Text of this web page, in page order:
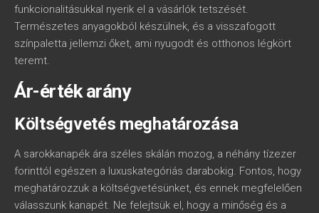
funkcionalitásukkal nyerik el a vásárlók tetszését.
Természetes anyagokból készülnek, és a visszafogott
színpaletta jellemzi őket, ami nyugodt és otthonos légkört
teremt.
Ár-érték arány
Költségvetés meghatározása
A sarokkanapék ára széles skálán mozog, a néhány tízezer
forinttól egészen a luxuskategóriás darabokig. Fontos, hogy
meghatározzuk a költségvetésünket, és ennek megfelelően
válasszunk kanapét. Ne felejtsük el, hogy a minőség és a